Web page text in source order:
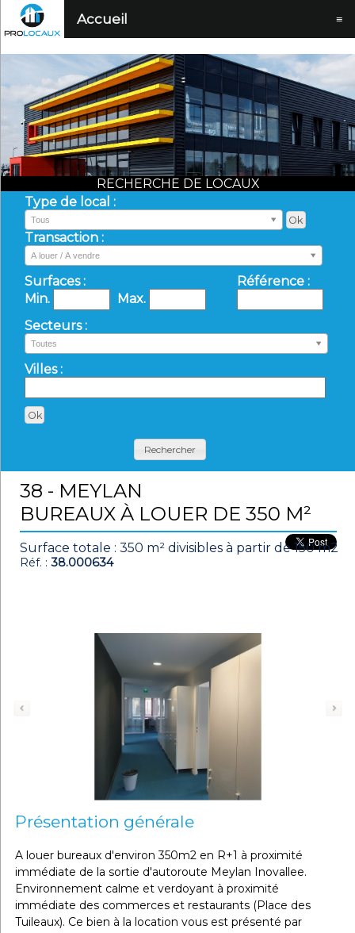
Accueil ≡
RECHERCHE DE LOCAUX
Type de local :
Tous
Transaction :
A louer / A vendre
Surfaces :
Min.
Max.
Référence :
Secteurs :
Toutes
Villes :
Rechercher
38 - MEYLAN
BUREAUX À LOUER DE 350 M²
Surface totale : 350 m² divisibles à partir de 150 m2
Réf. : 38.000634
Présentation générale
A louer bureaux d'environ 350m2 en R+1 à proximité
immédiate de la sortie d'autoroute Meylan Inovallee.
Environnement calme et verdoyant à proximité
immédiate des commerces et restaurants (Place des
Tuileaux). Ce bien à la location vous est présenté par